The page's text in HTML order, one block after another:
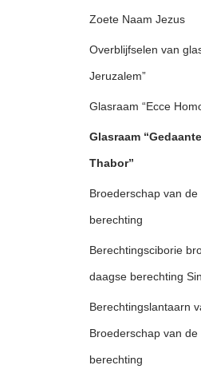
Zoete Naam Jezus
Overblijfselen van
Jeruzalem”
Glasraam “Ecce
Glasraam
Thabor”
Broederschap van de
berechting
Berechtingsciborie
daagse berechting
Berechtingslantaarn
Broederschap van de
berechting